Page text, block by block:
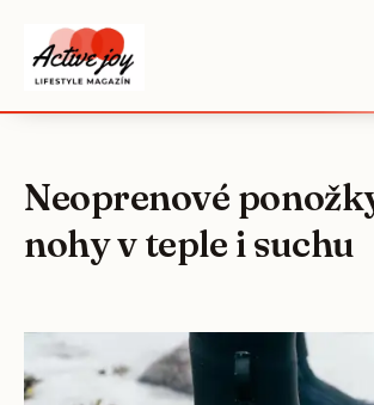
Neoprenové
nohy v teple i suchu